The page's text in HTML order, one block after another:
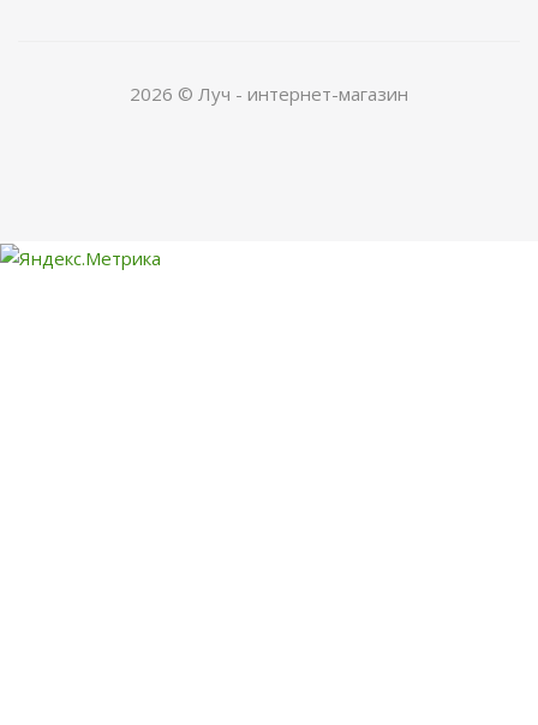
2026 © Луч - интернет-магазин